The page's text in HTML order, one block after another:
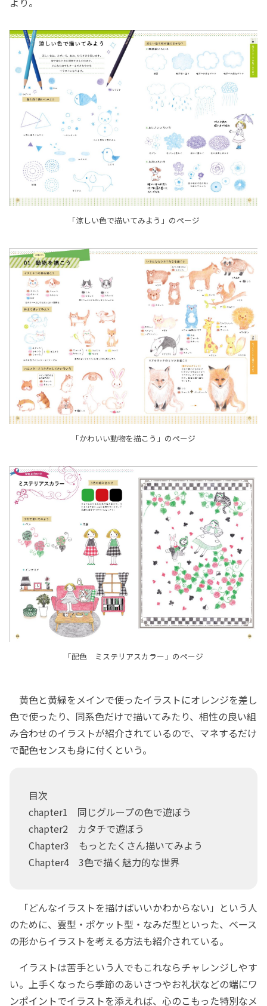
「涼しい色で描いてみよう」のページ
「かわいい動物を描こう」のページ
「配色 ミステリアスカラー」のページ
黄色と黄緑をメインで使ったイラストにオレンジを差し
色で使ったり、同系色だけで描いてみたり、相性の良い組
み合わせのイラストが紹介されているので、マネするだけ
で配色センスも身に付くという。
目次
chapter1 同じグループの色で遊ぼう
chapter2 カタチで遊ぼう
Chapter3 もっとたくさん描いてみよう
Chapter4 3色で描く魅力的な世界
「どんなイラストを描けばいいかわからない」という人
のために、雲型・ポケット型・なみだ型といった、ベース
の形からイラストを考える方法も紹介されている。
イラストは苦手という人でもこれならチャレンジしやす
い。上手くなったら季節のあいさつやお礼状などの端にワ
ンポイントでイラストを添えれば、心のこもった特別なメ